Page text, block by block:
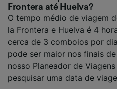
Frontera até Huelva?
O tempo médio de viagem
la Frontera e Huelva é 4
cerca de 3 comboios por
pode ser maior nos finais
nosso Planeador de
pesquisar uma data de